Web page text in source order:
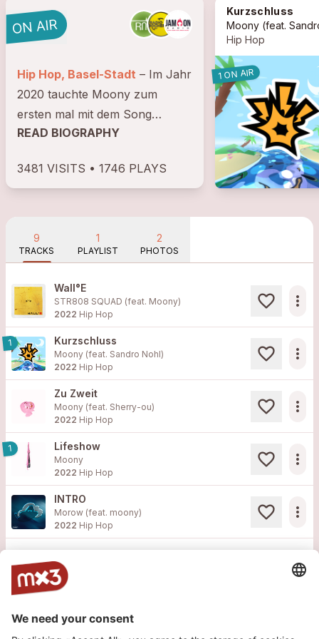
Hip Hop, Basel-Stadt
2020 tauchte Moony zum
ersten mal mit dem Song
«Froge im Kopf» im Schweizer
darauffolgenden zweijährigen
READ BIOGRAPHY
3481 VISITS • 1746 PLAYS
Kurzschluss
Moony(feat. Sandro
Hip Hop
1 ON AIR
9
TRACKS
1
PLAYLIST
2
PHOTOS
Wall°E
STR808 SQUAD (feat. Moony)
2022 Hip Hop
more_horiz
1 Kurzschluss
Moony (feat. Sandro Nohl)
2022 Hip Hop
more_horiz
Zu Zweit
Moony (feat. Sherry-ou)
2022 Hip Hop
more_horiz
1 Lifeshow
Moony
2022 Hip Hop
more_horiz
INTRO
Morow (feat. moony)
2022 Hip Hop
more_horiz